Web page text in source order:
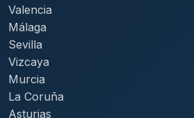
Valencia
Málaga
Sevilla
Vizcaya
Murcia
La Coruña
Asturias